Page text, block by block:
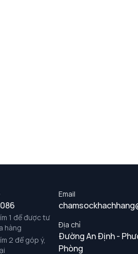
1 để được tư
hàng
2 để góp ý,
Email
Địa chỉ
Đường An Định -
Phòng